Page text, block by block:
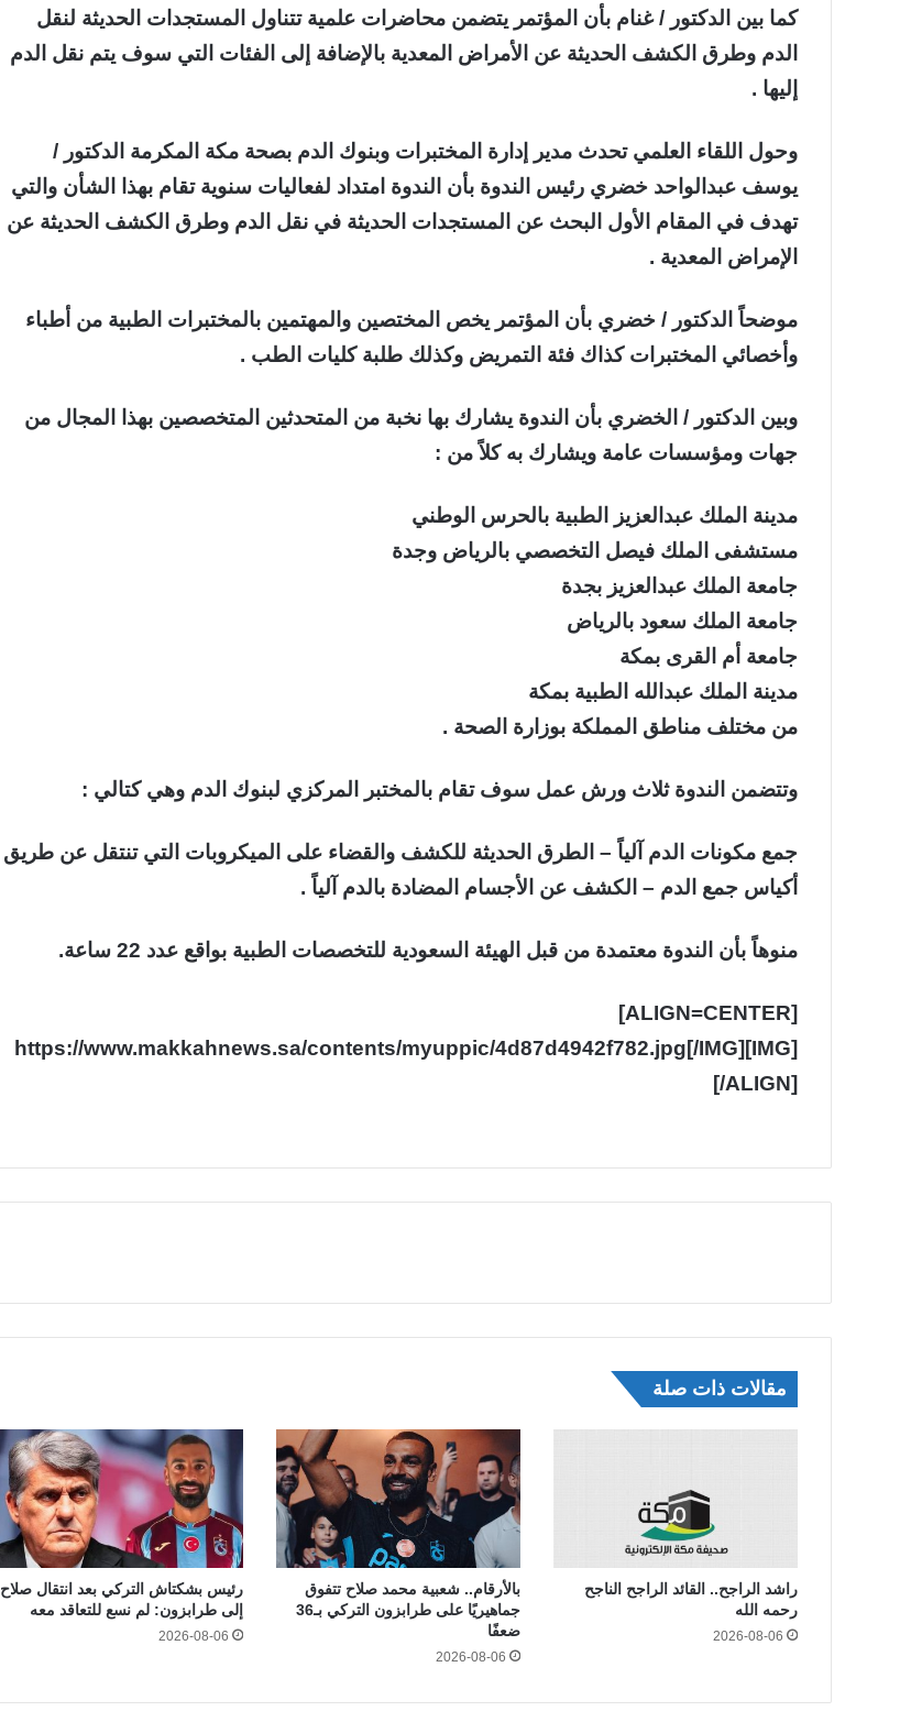
كما بين الدكتور / غنام بأن المؤتمر يتضمن محاضرات علمية تتناول المستجدات الحديثة لنقل
الدم وطرق الكشف الحديثة عن الأمراض المعدية بالإضافة إلى الفئات التي سوف يتم نقل الدم
إليها .
وحول اللقاء العلمي تحدث مدير إدارة المختبرات وبنوك الدم بصحة مكة المكرمة الدكتور /
يوسف عبدالواحد خضري رئيس الندوة بأن الندوة امتداد لفعاليات سنوية تقام بهذا الشأن والتي
تهدف في المقام الأول البحث عن المستجدات الحديثة في نقل الدم وطرق الكشف الحديثة عن
الإمراض المعدية .
موضحاً الدكتور / خضري بأن المؤتمر يخص المختصين والمهتمين بالمختبرات الطبية من أطباء
وأخصائي المختبرات كذاك فئة التمريض وكذلك طلبة كليات الطب .
وبين الدكتور / الخضري بأن الندوة يشارك بها نخبة من المتحدثين المتخصصين بهذا المجال من
جهات ومؤسسات عامة ويشارك به كلاً من :
مدينة الملك عبدالعزيز الطبية بالحرس الوطني
مستشفى الملك فيصل التخصصي بالرياض وجدة
جامعة الملك عبدالعزيز بجدة
جامعة الملك سعود بالرياض
جامعة أم القرى بمكة
مدينة الملك عبدالله الطبية بمكة
من مختلف مناطق المملكة بوزارة الصحة .
وتتضمن الندوة ثلاث ورش عمل سوف تقام بالمختبر المركزي لبنوك الدم وهي كتالي :
جمع مكونات الدم آلياً – الطرق الحديثة للكشف والقضاء على الميكروبات التي تنتقل عن طريق
أكياس جمع الدم – الكشف عن الأجسام المضادة بالدم آلياً .
منوهاً بأن الندوة معتمدة من قبل الهيئة السعودية للتخصصات الطبية بواقع عدد 22 ساعة.
[ALIGN=CENTER]
[IMG]https://www.makkahnews.sa/contents/myuppic/4d87d4942f782.jpg[/IMG]
[/ALIGN]
مقالات ذات صلة
راشد الراجح.. القائد الراجح الناجح
رحمه الله
2026-08-06
بالأرقام.. شعبية محمد صلاح تتفوق
جماهيريًا على طرابزون التركي بـ36
ضعفًا
2026-08-06
رئيس بشكتاش التركي بعد انتقال صلاح
إلى طرابزون: لم نسع للتعاقد معه
2026-08-06